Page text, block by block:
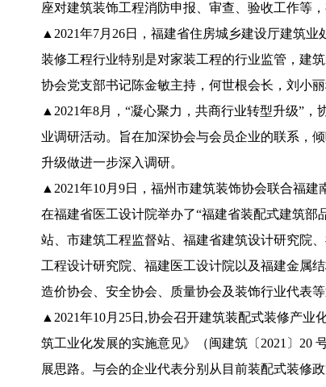
座对建筑装饰工程消防申报、审查、验收工作等
▲2021年7月26日，福建省住房城乡建设厅建筑
装修工程行业特别是对家装工程的行业监管，建
协会党支部书记陈金敏主持，何世根会长，刘小
▲2021年8月，“凝心聚力，共商行业转型升级”
业调研活动。旨在加深协会与会员企业的联系，
升级做进一步深入调研。
▲2021年10月9日，福州市建筑装饰协会联合福
在福建省医工设计院举办了“福建省装配式建筑
站、市建筑工程监督站、福建省建筑设计研究院
工程设计研究院、福建医工设计院以及福建金属
造价协会、安全协会、质量协会及装饰行业代表
▲2021年10月25日,协会召开建筑装配式装修产业
筑工业化发展的实施意见》（闽建筑〔2021〕20
展思路。与会的企业代表分别从目前装配式装修